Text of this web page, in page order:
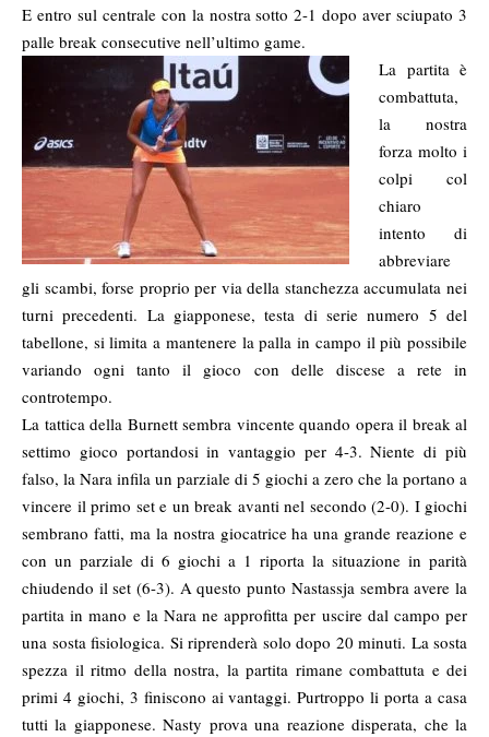
E entro sul centrale con la nostra sotto 2-1 dopo aver sciupato 3
palle break consecutive nell’ultimo game.
La partita è
combattuta,
la nostra
forza molto i
colpi col
chiaro
intento di
abbreviare
gli scambi, forse proprio per via della stanchezza accumulata nei
turni precedenti. La giapponese, testa di serie numero 5 del
tabellone, si limita a mantenere la palla in campo il più possibile
variando ogni tanto il gioco con delle discese a rete in
controtempo.
La tattica della Burnett sembra vincente quando opera il break al
settimo gioco portandosi in vantaggio per 4-3. Niente di più
falso, la Nara infila un parziale di 5 giochi a zero che la portano a
vincere il primo set e un break avanti nel secondo (2-0). I giochi
sembrano fatti, ma la nostra giocatrice ha una grande reazione e
con un parziale di 6 giochi a 1 riporta la situazione in parità
chiudendo il set (6-3). A questo punto Nastassja sembra avere la
partita in mano e la Nara ne approfitta per uscire dal campo per
una sosta fisiologica. Si riprenderà solo dopo 20 minuti. La sosta
spezza il ritmo della nostra, la partita rimane combattuta e dei
primi 4 giochi, 3 finiscono ai vantaggi. Purtroppo li porta a casa
tutti la giapponese. Nasty prova una reazione disperata, che la